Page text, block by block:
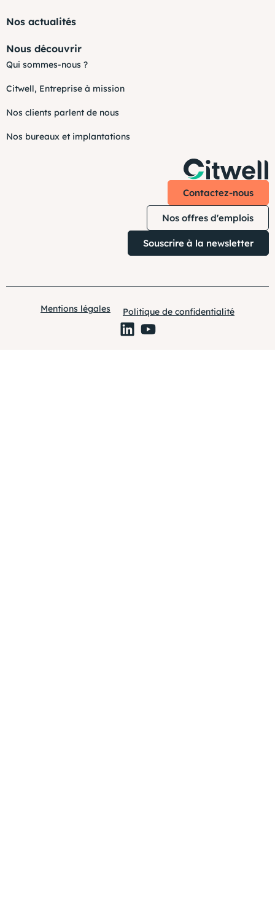
Nos actualités
Nous découvrir
Qui sommes-nous ?
Citwell, Entreprise à mission
Nos clients parlent de nous
Nos bureaux et implantations
Contactez-nous
Nos offres d'emplois
Souscrire à la newsletter
Mentions légales Politique de confidentialité